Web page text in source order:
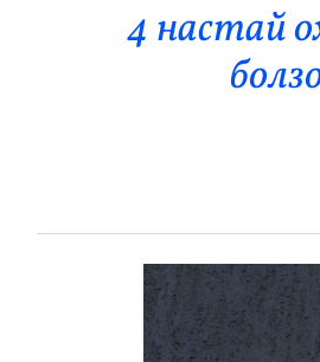
Мэнд
Сурвалжилга
4 настай